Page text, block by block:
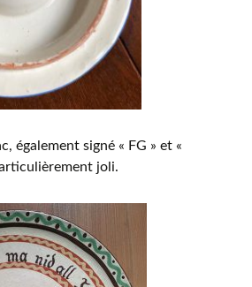
également signé « FG » et «
joli.